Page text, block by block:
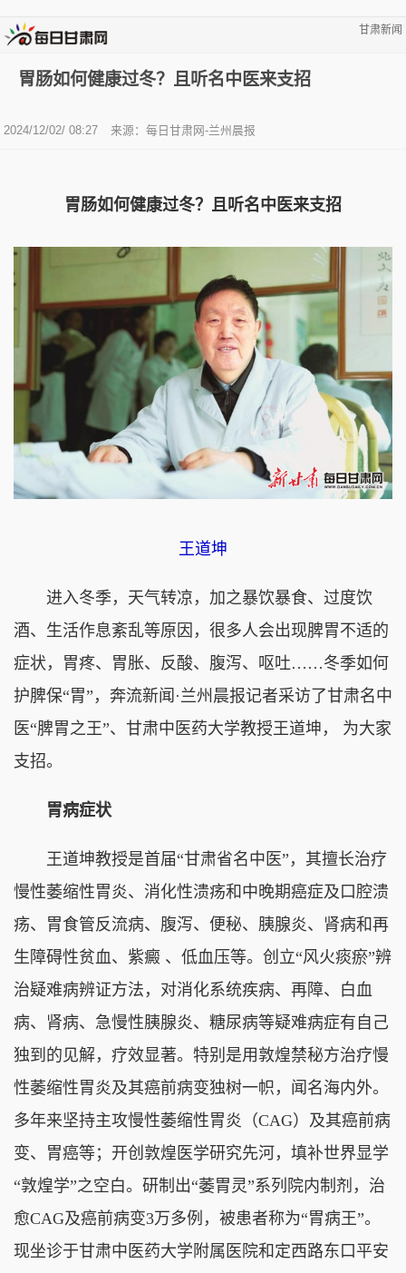
甘肃新闻
胃肠如何健康过冬？且听名中医来支招
2024/12/02/ 08:27 来源：每日甘肃网-兰州晨报
胃肠如何健康过冬？且听名中医来支招
王道坤
进入冬季，天气转凉，加之暴饮暴食、过度饮
酒、生活作息紊乱等原因，很多人会出现脾胃不适的
症状，胃疼、胃胀、反酸、腹泻、呕吐……冬季如何
护脾保“胃”，奔流新闻·兰州晨报记者采访了甘肃名中
医“脾胃之王”、甘肃中医药大学教授王道坤， 为大家
支招。
胃病症状
王道坤教授是首届“甘肃省名中医”，其擅长治疗
慢性萎缩性胃炎、消化性溃疡和中晚期癌症及口腔溃
疡、胃食管反流病、腹泻、便秘、胰腺炎、肾病和再
生障碍性贫血、紫癜 、低血压等。创立“风火痰瘀”辨
治疑难病辨证方法，对消化系统疾病、再障、白血
病、肾病、急慢性胰腺炎、糖尿病等疑难病症有自己
独到的见解，疗效显著。特别是用敦煌禁秘方治疗慢
性萎缩性胃炎及其癌前病变独树一帜，闻名海内外。
多年来坚持主攻慢性萎缩性胃炎（CAG）及其癌前病
变、胃癌等；开创敦煌医学研究先河，填补世界显学
“敦煌学”之空白。研制出“萎胃灵”系列院内制剂，治
愈CAG及癌前病变3万多例，被患者称为“胃病王”。
现坐诊于甘肃中医药大学附属医院和定西路东口平安